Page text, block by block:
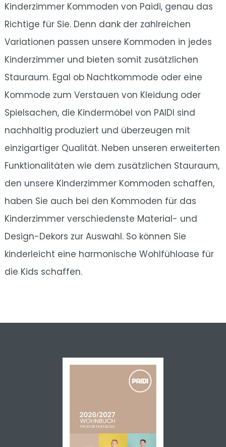
Kinderzimmer Kommoden von Paidi, genau das
Richtige für Sie. Denn dank der zahlreichen
Variationen passen unsere Kommoden in jedes
Kinderzimmer und bieten somit zusätzlichen
Stauraum. Egal ob Nachtkommode oder eine
Kommode zum Verstauen von Kleidung oder
Spielsachen, die Kindermöbel von PAIDI sind
nachhaltig produziert und überzeugen mit
einzigartiger Qualität. Neben unseren erweiterten
Funktionalitäten wie dem zusätzlichen Stauraum,
den unsere Kinderzimmer Kommoden schaffen,
haben Sie auch bei den Kommoden für das
Kinderzimmer verschiedenste Material- und
Design-Dekors zur Auswahl. So können Sie
kinderleicht eine harmonische Wohlfühloase für
die Kids schaffen.